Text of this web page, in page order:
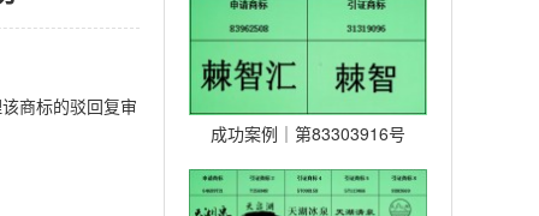
成功案例｜第83303916号
“NEWBAMBOO及图”商标｜
北京博睿森｜代理驳回复审
商标的驳回复审